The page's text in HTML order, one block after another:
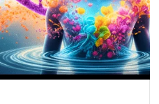
Patria Boba a Colombia
la ansiedad que
Colombia: así avanza